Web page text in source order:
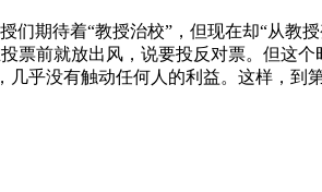
待着“教授治校”，但现在却“从教授
票前就放出风，说要投反对票。但这
乎没有触动任何人的利益。这样，到